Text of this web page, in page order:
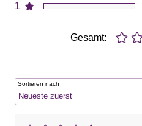
1
Gesamt:
Sortieren nach